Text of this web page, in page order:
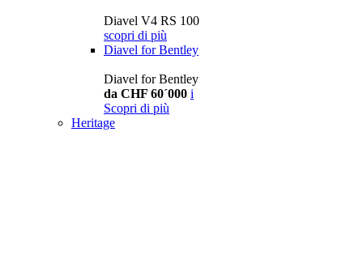
Diavel V4 RS 100
scopri di più
Diavel for Bentley
Diavel for Bentley
da CHF 60´000 i
Scopri di più
Heritage